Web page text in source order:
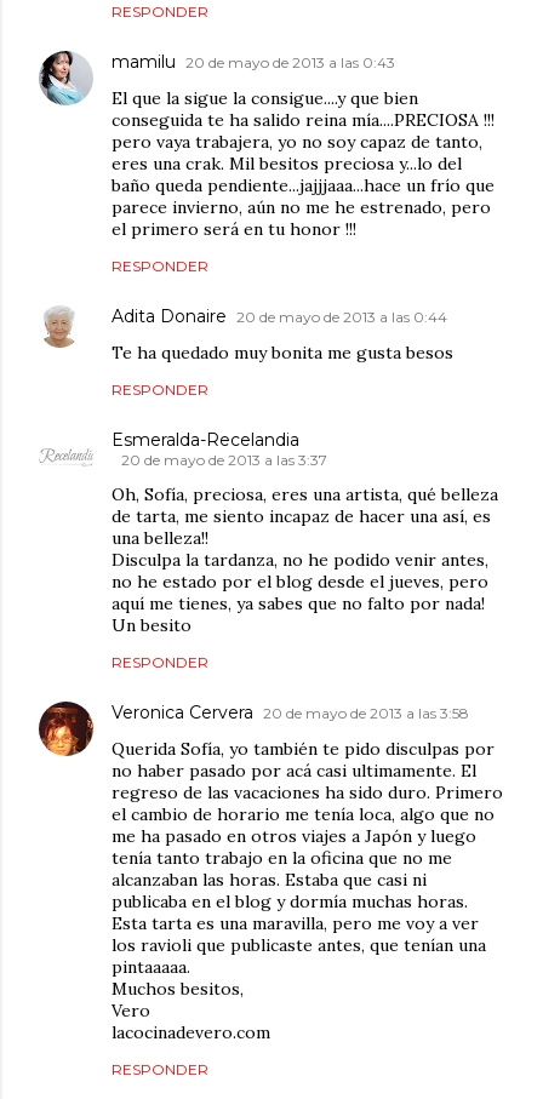
RESPONDER
mamilu 20 de mayo de 2013 a las 0:43
El que la sigue la consigue....y que bien
conseguida te ha salido reina mía....PRECIOSA !!!
pero vaya trabajera, yo no soy capaz de tanto,
eres una crak. Mil besitos preciosa y...lo del
baño queda pendiente...jajjjaaa...hace un frío que
parece invierno, aún no me he estrenado, pero
el primero será en tu honor !!!
RESPONDER
Adita Donaire 20 de mayo de 2013 a las 0:44
Te ha quedado muy bonita me gusta besos
RESPONDER
Esmeralda-Recelandia
20 de mayo de 2013 a las 3:37
Oh, Sofía, preciosa, eres una artista, qué belleza
de tarta, me siento incapaz de hacer una así, es
una belleza!!
Disculpa la tardanza, no he podido venir antes,
no he estado por el blog desde el jueves, pero
aquí me tienes, ya sabes que no falto por nada!
Un besito
RESPONDER
Veronica Cervera 20 de mayo de 2013 a las 3:58
Querida Sofía, yo también te pido disculpas por
no haber pasado por acá casi ultimamente. El
regreso de las vacaciones ha sido duro. Primero
el cambio de horario me tenía loca, algo que no
me ha pasado en otros viajes a Japón y luego
tenía tanto trabajo en la oficina que no me
alcanzaban las horas. Estaba que casi ni
publicaba en el blog y dormía muchas horas.
Esta tarta es una maravilla, pero me voy a ver
los ravioli que publicaste antes, que tenían una
pintaaaaa.
Muchos besitos,
Vero
lacocinadevero.com
RESPONDER